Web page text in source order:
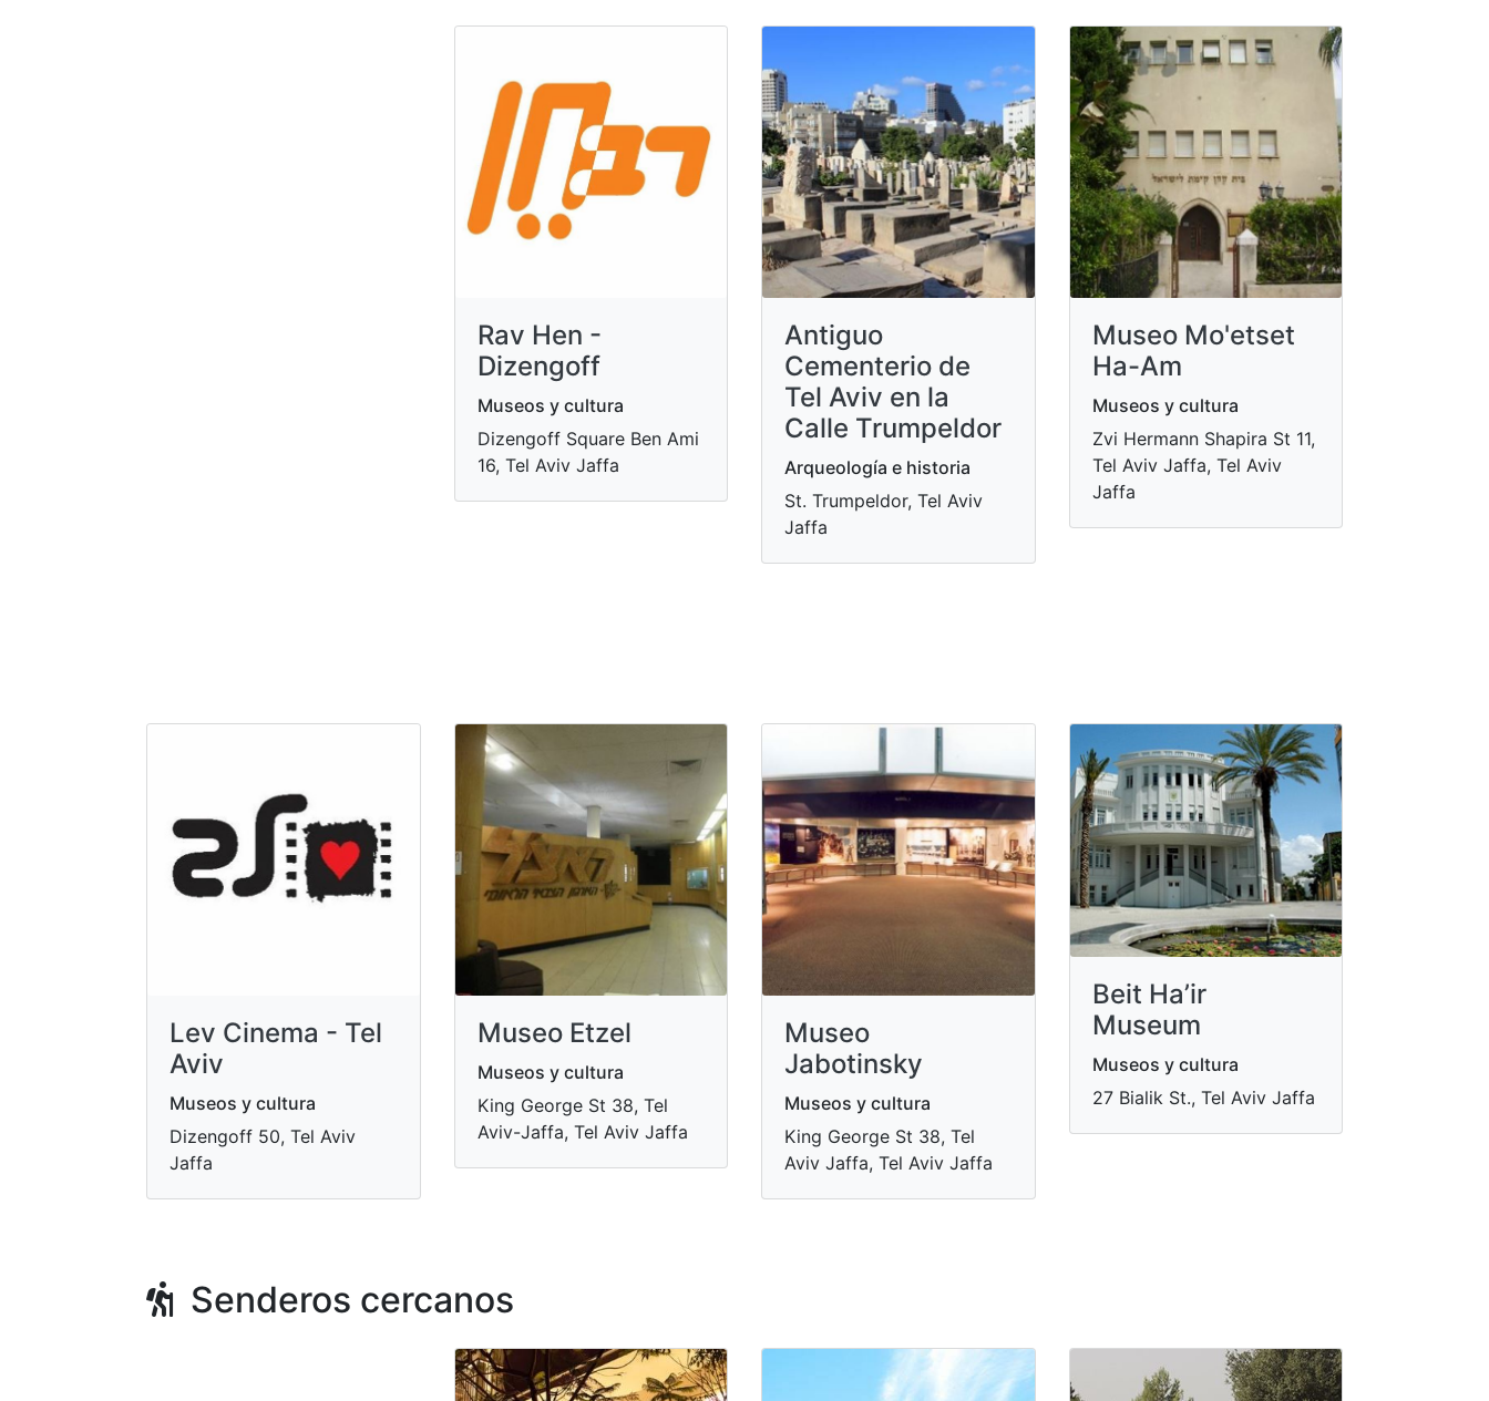
Rav Hen -
Dizengoff
Museos y cultura
Dizengoff Square Ben Ami
16, Tel Aviv Jaffa
Antiguo
Cementerio de
Tel Aviv en la
Calle Trumpeldor
Arqueología e historia
St. Trumpeldor, Tel Aviv
Jaffa
Museo Mo'etset
Ha-Am
Museos y cultura
Zvi Hermann Shapira St 11,
Tel Aviv Jaffa, Tel Aviv
Jaffa
Lev Cinema - Tel
Aviv
Museos y cultura
Dizengoff 50, Tel Aviv
Jaffa
Museo Etzel
Museos y cultura
King George St 38, Tel
Aviv-Jaffa, Tel Aviv Jaffa
Museo
Jabotinsky
Museos y cultura
King George St 38, Tel
Aviv Jaffa, Tel Aviv Jaffa
Beit Ha’ir
Museum
Museos y cultura
27 Bialik St., Tel Aviv Jaffa
Senderos cercanos